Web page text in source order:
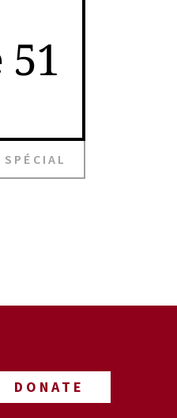
SPÉCIAL
DONATE